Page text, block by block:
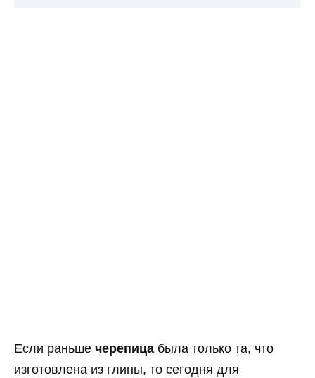
Если раньше черепица была только та, что
изготовлена из глины, то сегодня для